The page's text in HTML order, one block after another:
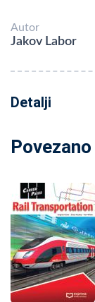
Autor
Jakov Labor
Detalji
Povezano